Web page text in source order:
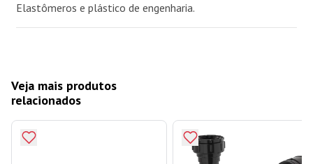
Elastômeros e plástico de engenharia.
Veja mais produtos
relacionados